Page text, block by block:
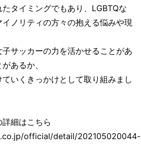
タイミングでもあり、LGBTQな
ノリティの方々の抱える悩みや現
サッカーの力を活かせることがあ
あるか、
いくきっかけとして取り組みまし
細はこちら
official/detail/202105020044-